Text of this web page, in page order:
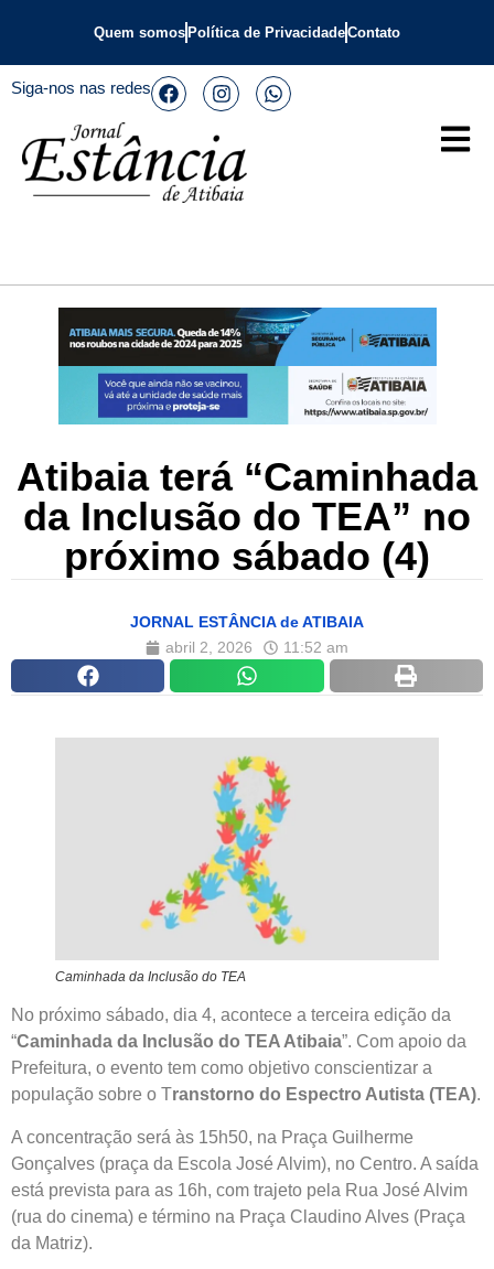
Quem somos Política de PrivacidadeContato
Siga-nos nas redes
Atibaia terá “Caminhada
da Inclusão do TEA” no
próximo sábado (4)
JORNAL ESTÂNCIA de ATIBAIA
abril 2, 2026
11:52 am
Caminhada da Inclusão do TEA
No próximo sábado, dia 4, acontece a terceira edição da
“Caminhada da Inclusão do TEA Atibaia”. Com apoio da
Prefeitura, o evento tem como objetivo conscientizar a
população sobre o Transtorno do Espectro Autista (TEA).
A concentração será às 15h50, na Praça Guilherme
Gonçalves (praça da Escola José Alvim), no Centro. A saída
está prevista para as 16h, com trajeto pela Rua José Alvim
(rua do cinema) e término na Praça Claudino Alves (Praça
da Matriz).